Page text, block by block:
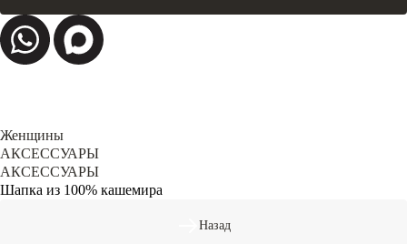
Женщины
АКСЕССУАРЫ
АКСЕССУАРЫ
Шапка из 100% кашемира
Назад